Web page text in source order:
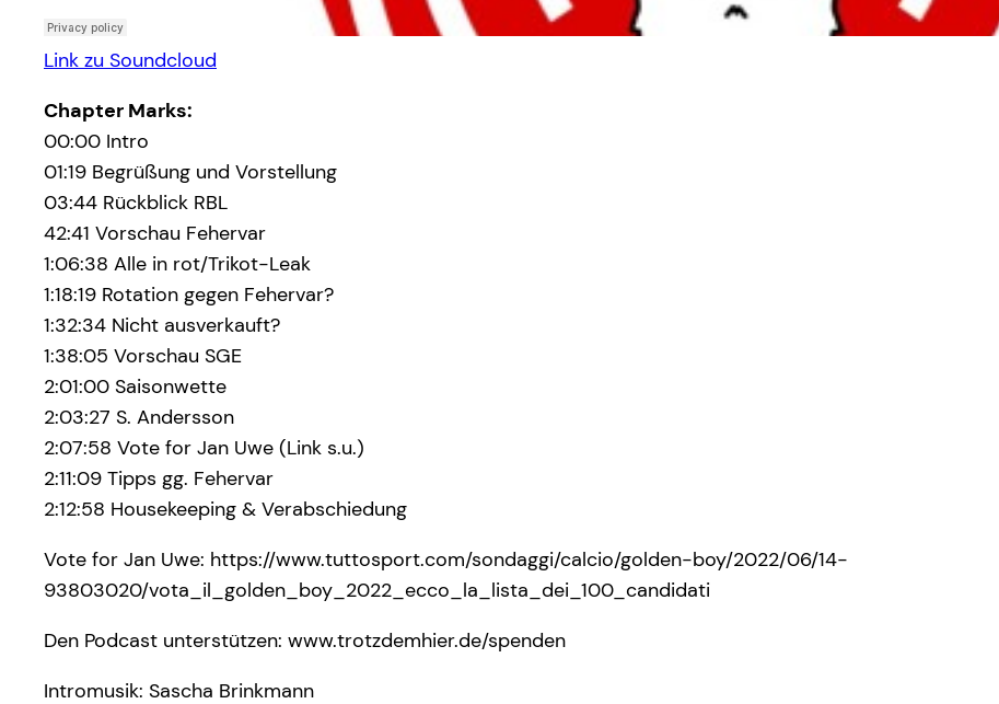
Link zu Soundcloud
Chapter Marks:
00:00 Intro
01:19 Begrüßung und Vorstellung
03:44 Rückblick RBL
42:41 Vorschau Fehervar
1:06:38 Alle in rot/Trikot-Leak
1:18:19 Rotation gegen Fehervar?
1:32:34 Nicht ausverkauft?
1:38:05 Vorschau SGE
2:01:00 Saisonwette
2:03:27 S. Andersson
2:07:58 Vote for Jan Uwe (Link s.u.)
2:11:09 Tipps gg. Fehervar
2:12:58 Housekeeping & Verabschiedung
Vote for Jan Uwe: https://www.tuttosport.com/sondaggi/calcio/golden-boy/2022/06/14-
93803020/vota_il_golden_boy_2022_ecco_la_lista_dei_100_candidati
Den Podcast unterstützen: www.trotzdemhier.de/spenden
Intromusik: Sascha Brinkmann